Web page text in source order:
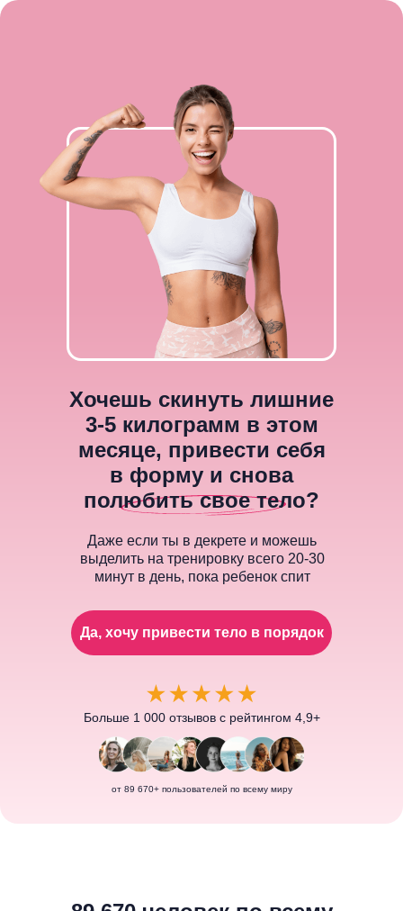
Хочешь скинуть лишние
3-5 килограмм в этом
месяце, привести себя
в форму и снова
полюбить свое тело?
Даже если ты в декрете и можешь
выделить на тренировку всего 20-30
минут в день, пока ребенок спит
Да, хочу привести тело в порядок
Больше 1 000 отзывов с рейтингом 4,9+
от 89 670+ пользователей по всему миру